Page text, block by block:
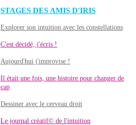
STAGES DES AMIS D'IRIS
Explorer son intuition avec les constellations
C'est décidé, j'écris !
Aujourd'hui j'improvise !
Il était une fois, une histoire pour changer de
cap
Dessiner avec le cerveau droit
Le journal créatif© de l'intuition